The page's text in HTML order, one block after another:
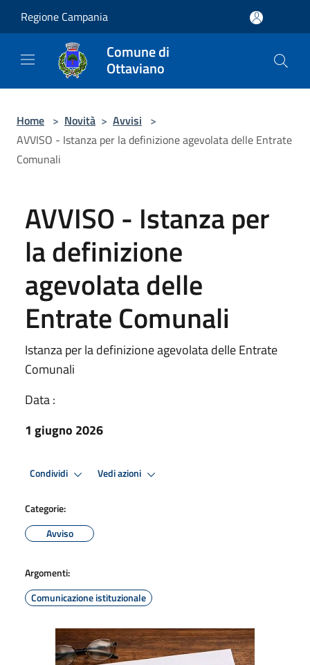
Regione Campania
Comune di
Ottaviano
Home > Novità > Avvisi >
AVVISO - Istanza per la definizione agevolata delle Entrate
Comunali
AVVISO - Istanza per
la definizione
agevolata delle
Entrate Comunali
Istanza per la definizione agevolata delle Entrate
Comunali
Data :
1 giugno 2026
Condividi Vedi azioni
Categorie:
Avviso
Argomenti:
Comunicazione istituzionale